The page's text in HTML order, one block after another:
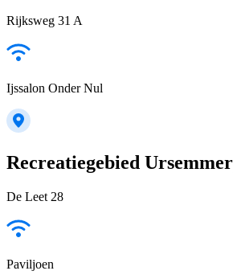
Rijksweg 31 A
Ijssalon Onder Nul
Recreatiegebied
De Leet 28
Paviljoen